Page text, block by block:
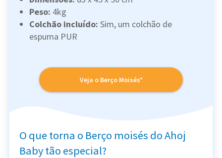
Peso: ‎4kg
Colchão incluído: Sim, um colchão de
espuma PUR
Veja o Berço Moisés*
O que torna o Berço moisés do Ahoj
Baby tão especial?